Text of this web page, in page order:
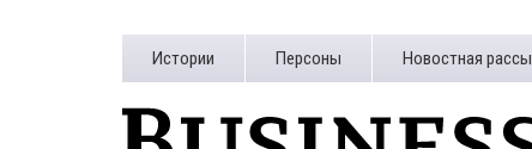
Истории Персоны Новостная